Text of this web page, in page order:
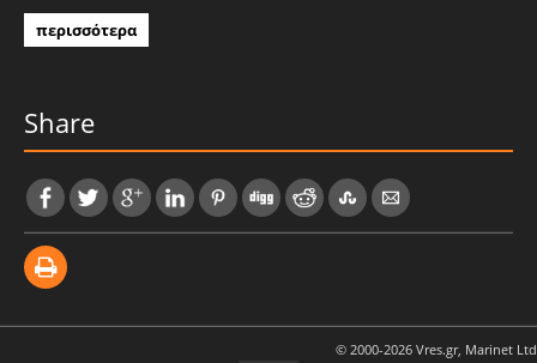
περισσότερα
Share
© 2000-2026 Vres.gr, Marinet Ltd